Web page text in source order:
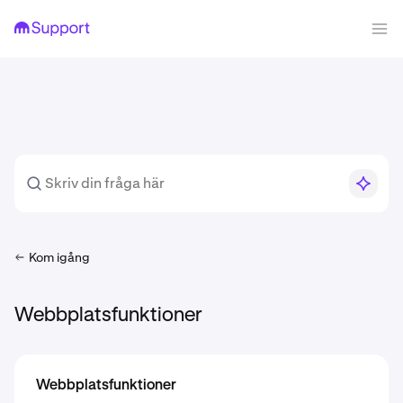
Kom igång
Webbplatsfunktioner
Webbplatsfunktioner